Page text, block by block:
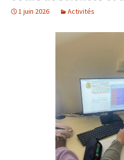
1 juin 2026 Activités